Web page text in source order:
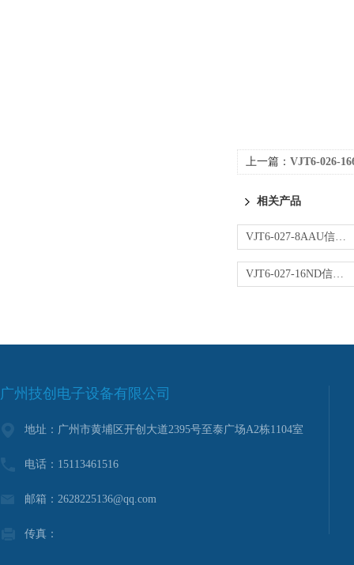
上一篇： VJT6-026-
相关产品
VJT6-027-8AAU信号转换器
VJT6-027-16ND信号转换器
广州技创电子设备有限公司
地址：广州市黄埔区开创大道2395号至泰广场A2栋1104室
电话：15113461516
邮箱：2628225136@qq.com
传真：